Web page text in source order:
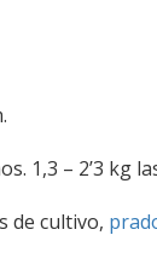
1,3 – 2’3 kg
de cultivo,